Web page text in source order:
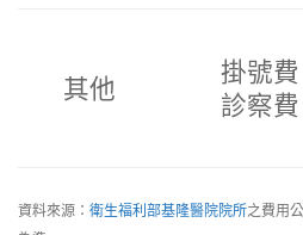
其他
掛號費
診察費
資料來源： 衛生福利部基隆醫院院所之費用